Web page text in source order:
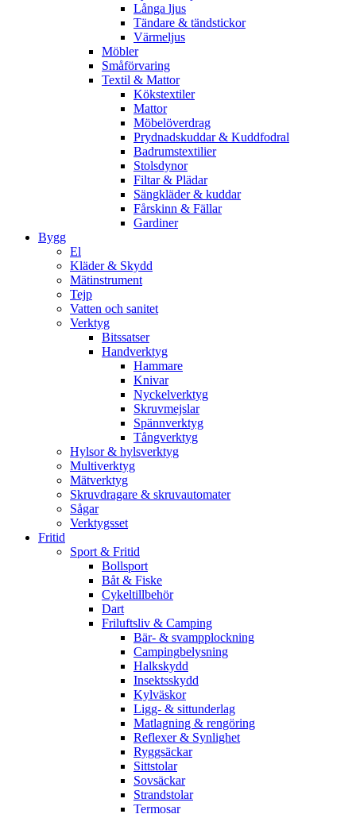
Långa ljus
Tändare & tändstickor
Värmeljus
Möbler
Småförvaring
Textil & Mattor
Kökstextiler
Mattor
Möbelöverdrag
Prydnadskuddar & Kuddfodral
Badrumstextilier
Stolsdynor
Filtar & Plädar
Sängkläder & kuddar
Fårskinn & Fällar
Gardiner
Bygg
El
Kläder & Skydd
Mätinstrument
Tejp
Vatten och sanitet
Verktyg
Bitssatser
Handverktyg
Hammare
Knivar
Nyckelverktyg
Skruvmejslar
Spännverktyg
Tångverktyg
Hylsor & hylsverktyg
Multiverktyg
Mätverktyg
Skruvdragare & skruvautomater
Sågar
Verktygsset
Fritid
Sport & Fritid
Bollsport
Båt & Fiske
Cykeltillbehör
Dart
Friluftsliv & Camping
Bär- & svampplockning
Campingbelysning
Halkskydd
Insektsskydd
Kylväskor
Ligg- & sittunderlag
Matlagning & rengöring
Reflexer & Synlighet
Ryggsäckar
Sittstolar
Sovsäckar
Strandstolar
Termosar